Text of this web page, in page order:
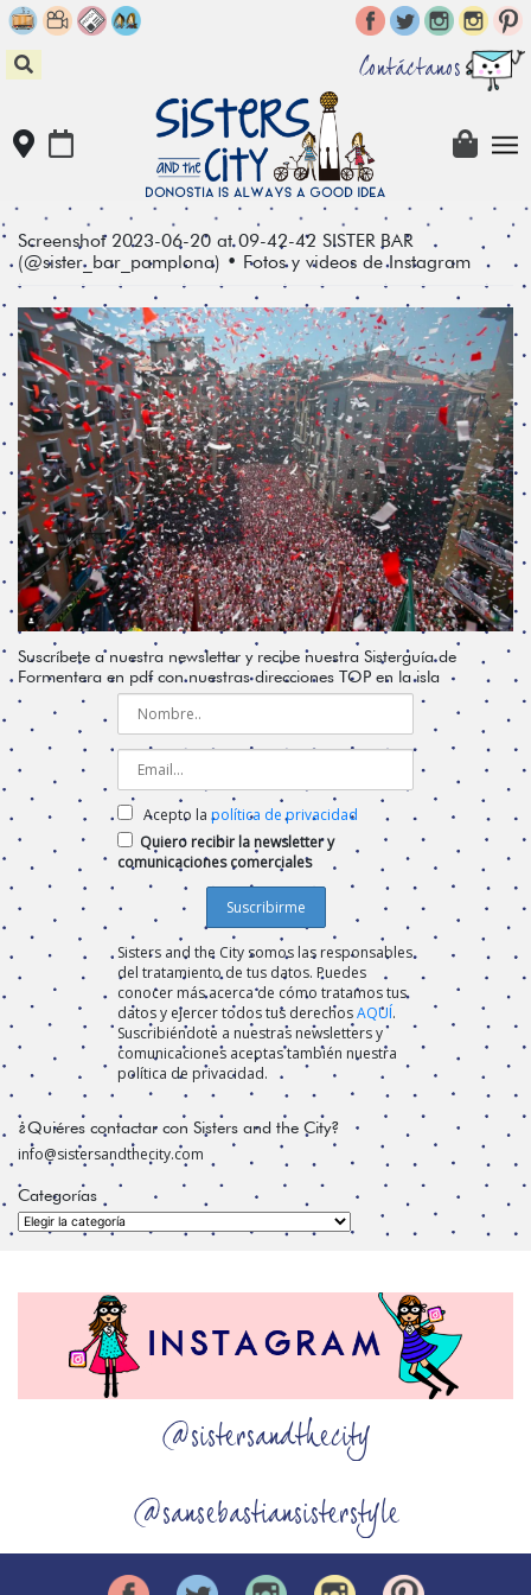
Skip
to
content
Contáctanos
Screenshot 2023-06-20 at 09-42-42 SISTER BAR
(@sister_bar_pamplona) • Fotos y videos de Instagram
Suscríbete a nuestra newsletter y recibe nuestra Sisterguía de
Formentera en pdf con nuestras direcciones TOP en la isla
Acepto la política de privacidad
Quiero recibir la newsletter y
comunicaciones comerciales
Sisters and the City somos las responsables
del tratamiento de tus datos. Puedes
conocer más acerca de cómo tratamos tus
datos y ejercer todos tus derechosAQUÍ.
Suscribiéndote a nuestras newsletters y
comunicaciones aceptas también nuestra
política de privacidad.
¿Quiéres contactar con Sisters and the City?
info@sistersandthecity.com
Categorías
Categorías
@sistersandthecity
@sansebastiansisterstyle